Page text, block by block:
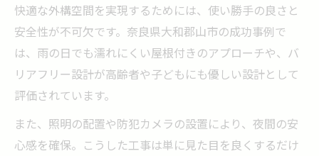
快適な外構空間を実現するためには、使い勝手の良さと
安全性が不可欠です。奈良県大和郡山市の成功事例で
は、雨の日でも濡れにくい屋根付きのアプローチや、バ
リアフリー設計が高齢者や子どもにも優しい設計として
評価されています。
また、照明の配置や防犯カメラの設置により、夜間の安
心感を確保。こうした工事は単に見た目を良くするだけ